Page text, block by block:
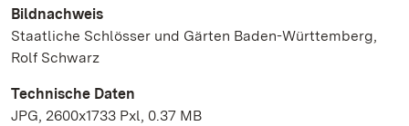
Bildnachweis
Staatliche Schlösser und Gärten Baden-Württemberg,
Rolf Schwarz
Technische Daten
JPG, 2600x1733 Pxl, 0.37 MB